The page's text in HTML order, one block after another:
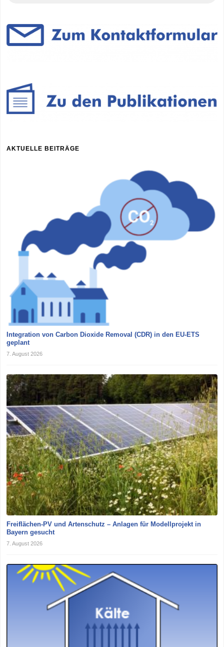
AKTUELLE BEITRÄGE
Integration von Carbon Dioxide Removal (CDR) in den EU-ETS
geplant
7. August 2026
Freiflächen-PV und Artenschutz – Anlagen für Modellprojekt in
Bayern gesucht
7. August 2026